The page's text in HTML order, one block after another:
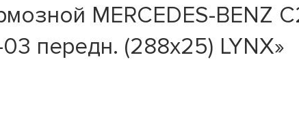
MERCEDES-BENZ
передн. (288x25) LYNX»